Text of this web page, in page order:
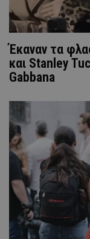
Έκαναν τα
και Stanley
Gabbana